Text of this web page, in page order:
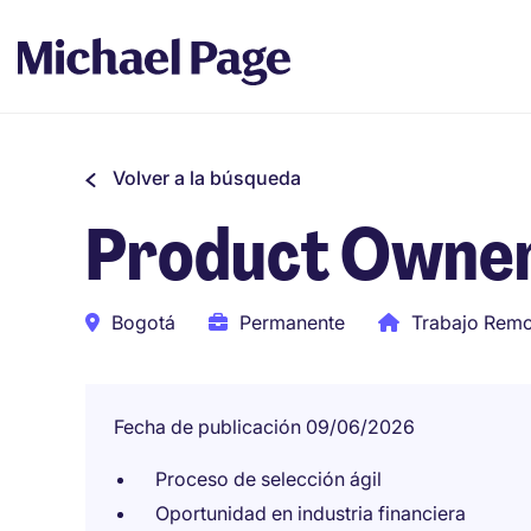
Volver a la búsqueda
Product
Bogotá Permanente Trabajo
Fecha de publicación 09/06/2026
Proceso de selección ágil
Oportunidad en industria financiera